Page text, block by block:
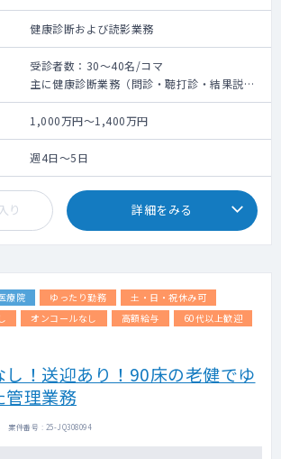
健康診断および読影業務
受診者数：30～40名/コマ
主に健康診断業務（問診・聴打診・結果説明
など）および画像診断の読影業務をお願いい
たします。
診療体制は1診体制です。
以下の業務を中心にご担当いただきます。
1. 問診・内科診察・結果説明
2. 読影業務（心電図、胸部X線、胃部X線、腹
部エコーのいずれか）
3. 結果票の作成
も可能です。柔軟にご相談ください。
1,000万円～1,400万円
週4日～5日
り 詳細をみる
療院 ゆったり勤務
土・日・祝休み可
オンコールなし 高額給与
60代以上歓迎
し！送迎あり！90床の老健でゆ
管理業務
案件番号 : 25-JQ308094